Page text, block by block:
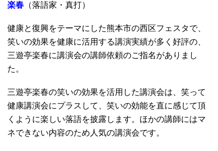
楽春 （落語家・真打）
健康と復興をテーマにした熊本市の西区フェスタで、
笑いの効果を健康に活用する講演実績が多く好評の、
三遊亭楽春に講演会の講師依頼のご指名がありまし
た。
三遊亭楽春の笑いの効果を活用した講演会は、笑って
健康講演会にプラスして、笑いの効能を直に感じて頂
くように楽しい落語を披露します。ほかの講師にはマ
ネできない内容のため人気の講演会です。